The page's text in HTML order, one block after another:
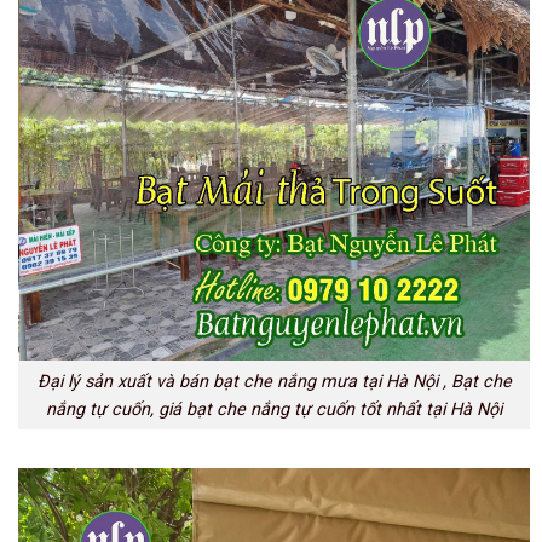
Đại lý sản xuất và bán bạt che nắng mưa tại Hà Nội , Bạt che
nắng tự cuốn, giá bạt che nắng tự cuốn tốt nhất tại Hà Nội